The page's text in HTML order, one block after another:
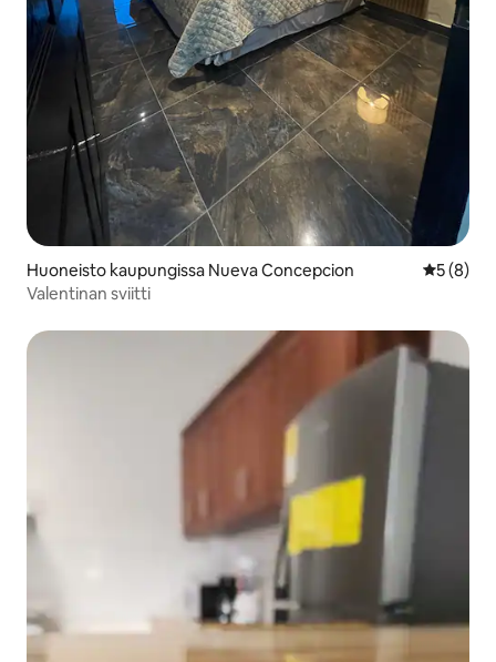
Huoneisto kaupungissa Nueva Concepcion
5 (8)
Valentinan sviitti